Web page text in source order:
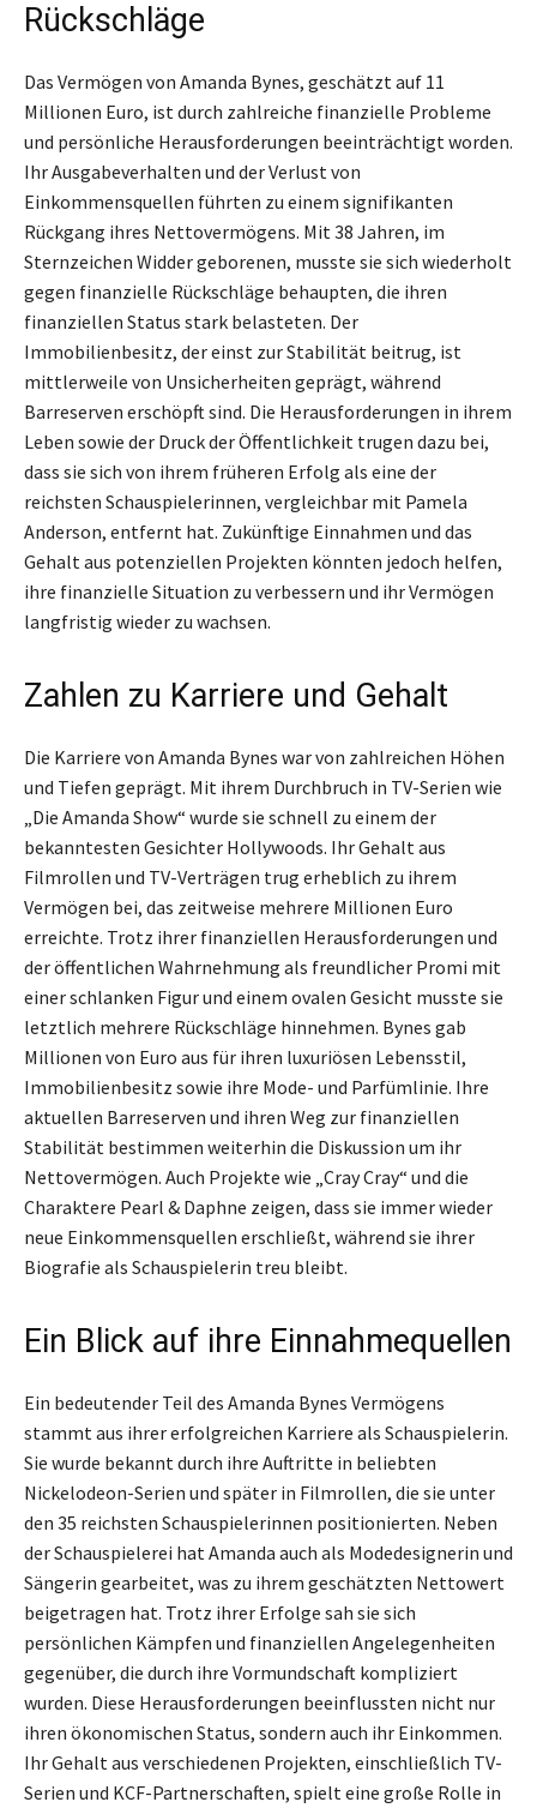
Rückschläge
Das Vermögen von Amanda Bynes, geschätzt auf 11
Millionen Euro, ist durch zahlreiche finanzielle Probleme
und persönliche Herausforderungen beeinträchtigt worden.
Ihr Ausgabeverhalten und der Verlust von
Einkommensquellen führten zu einem signifikanten
Rückgang ihres Nettovermögens. Mit 38 Jahren, im
Sternzeichen Widder geborenen, musste sie sich wiederholt
gegen finanzielle Rückschläge behaupten, die ihren
finanziellen Status stark belasteten. Der
Immobilienbesitz, der einst zur Stabilität beitrug, ist
mittlerweile von Unsicherheiten geprägt, während
Barreserven erschöpft sind. Die Herausforderungen in ihrem
Leben sowie der Druck der Öffentlichkeit trugen dazu bei,
dass sie sich von ihrem früheren Erfolg als eine der
reichsten Schauspielerinnen, vergleichbar mit Pamela
Anderson, entfernt hat. Zukünftige Einnahmen und das
Gehalt aus potenziellen Projekten könnten jedoch helfen,
ihre finanzielle Situation zu verbessern und ihr Vermögen
langfristig wieder zu wachsen.
Zahlen zu Karriere und Gehalt
Die Karriere von Amanda Bynes war von zahlreichen Höhen
und Tiefen geprägt. Mit ihrem Durchbruch in TV-Serien wie
„Die Amanda Show“ wurde sie schnell zu einem der
bekanntesten Gesichter Hollywoods. Ihr Gehalt aus
Filmrollen und TV-Verträgen trug erheblich zu ihrem
Vermögen bei, das zeitweise mehrere Millionen Euro
erreichte. Trotz ihrer finanziellen Herausforderungen und
der öffentlichen Wahrnehmung als freundlicher Promi mit
einer schlanken Figur und einem ovalen Gesicht musste sie
letztlich mehrere Rückschläge hinnehmen. Bynes gab
Millionen von Euro aus für ihren luxuriösen Lebensstil,
Immobilienbesitz sowie ihre Mode- und Parfümlinie. Ihre
aktuellen Barreserven und ihren Weg zur finanziellen
Stabilität bestimmen weiterhin die Diskussion um ihr
Nettovermögen. Auch Projekte wie „Cray Cray“ und die
Charaktere Pearl & Daphne zeigen, dass sie immer wieder
neue Einkommensquellen erschließt, während sie ihrer
Biografie als Schauspielerin treu bleibt.
Ein Blick auf ihre Einnahmequellen
Ein bedeutender Teil des Amanda Bynes Vermögens
stammt aus ihrer erfolgreichen Karriere als Schauspielerin.
Sie wurde bekannt durch ihre Auftritte in beliebten
Nickelodeon-Serien und später in Filmrollen, die sie unter
den 35 reichsten Schauspielerinnen positionierten. Neben
der Schauspielerei hat Amanda auch als Modedesignerin und
Sängerin gearbeitet, was zu ihrem geschätzten Nettowert
beigetragen hat. Trotz ihrer Erfolge sah sie sich
persönlichen Kämpfen und finanziellen Angelegenheiten
gegenüber, die durch ihre Vormundschaft kompliziert
wurden. Diese Herausforderungen beeinflussten nicht nur
ihren ökonomischen Status, sondern auch ihr Einkommen.
Ihr Gehalt aus verschiedenen Projekten, einschließlich TV-
Serien und KCF-Partnerschaften, spielt eine große Rolle in